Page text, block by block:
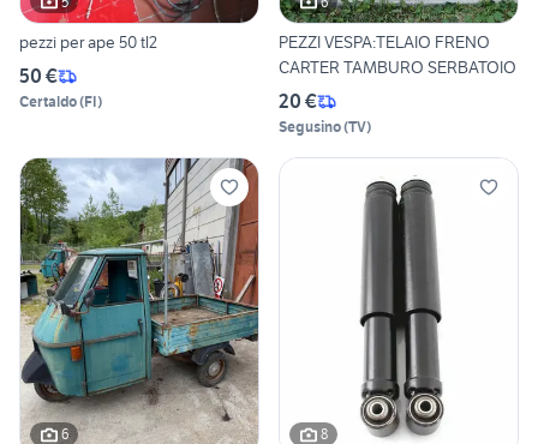
pezzi per ape 50 tl2
50 €
Certaldo(FI)
PEZZI VESPA:TELAIO FRENO
CARTER TAMBURO SERBATOIO
20 €
Segusino(TV)
6 8